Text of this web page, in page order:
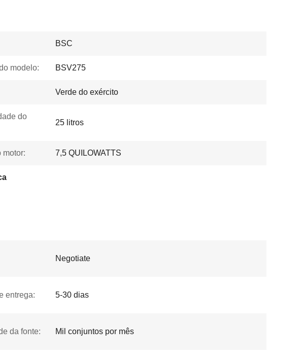
BSC
modelo: BSV275
Verde do exército
do
25 litros
motor: 7,5 QUILOWATTS
Negotiate
entrega: 5-30 dias
da fonte: Mil conjuntos por mês